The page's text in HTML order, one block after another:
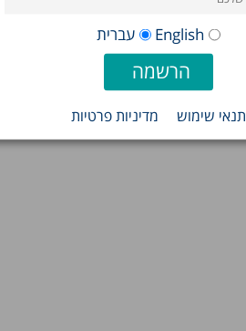
English עברית
תנאי שימוש מדיניות פרטיות